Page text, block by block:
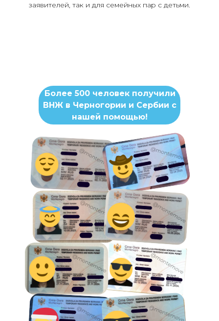
заявителей, так и для семейных пар с детьми.
Более 500 человек получили
ВНЖ в Черногории и Сербии с
нашей помощью!